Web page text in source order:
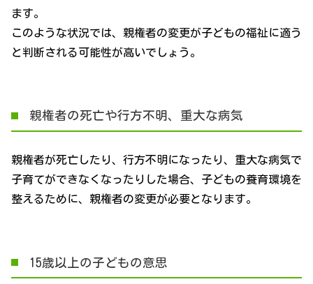
ます。
このような状況では、親権者の変更が子どもの福祉に適う
と判断される可能性が高いでしょう。
親権者の死亡や行方不明、重大な病気
親権者が死亡したり、行方不明になったり、重大な病気で
子育てができなくなったりした場合、子どもの養育環境を
整えるために、親権者の変更が必要となります。
15歳以上の子どもの意思